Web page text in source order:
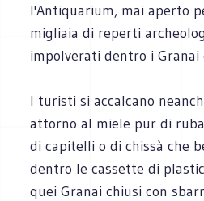
l'Antiquarium, mai aperto
migliaia di reperti
impolverati dentro i Granai
I turisti si accalcano
attorno al miele pur di
di capitelli o di chissà che
dentro le cassette di
quei Granai chiusi con